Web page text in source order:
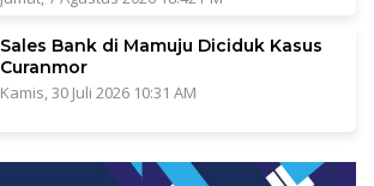
Sales Bank di Mamuju Diciduk Kasus
Curanmor
Kamis, 30 Juli 2026 10:31 AM